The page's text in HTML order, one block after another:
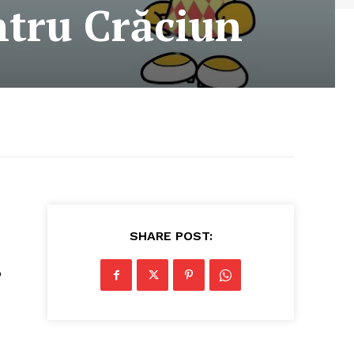
Crăciun
SHARE POST: